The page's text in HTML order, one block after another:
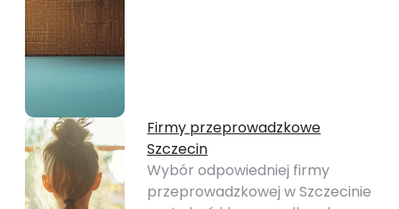
Firmy przeprowadzkowe
Szczecin
Wybór odpowiedniej firmy
przeprowadzkowej w Szczecinie